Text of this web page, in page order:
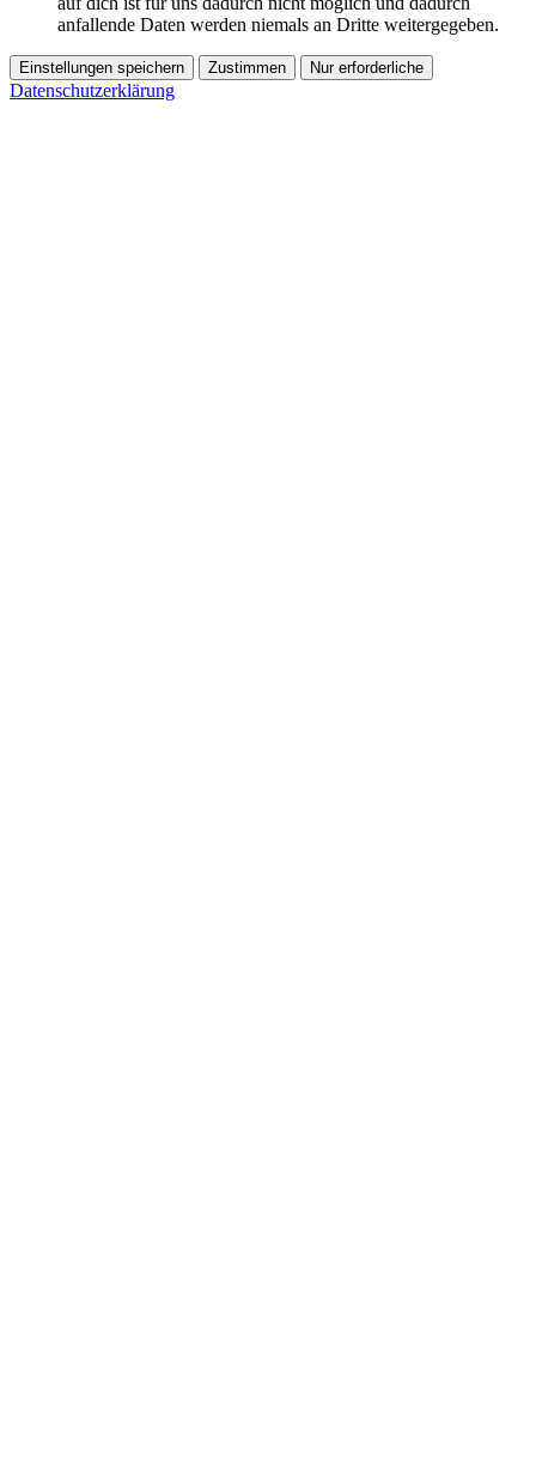
anfallende Daten werden niemals an Dritte weitergegeben.
Einstellungen speichern Zustimmen Nur erforderliche
Datenschutzerklärung